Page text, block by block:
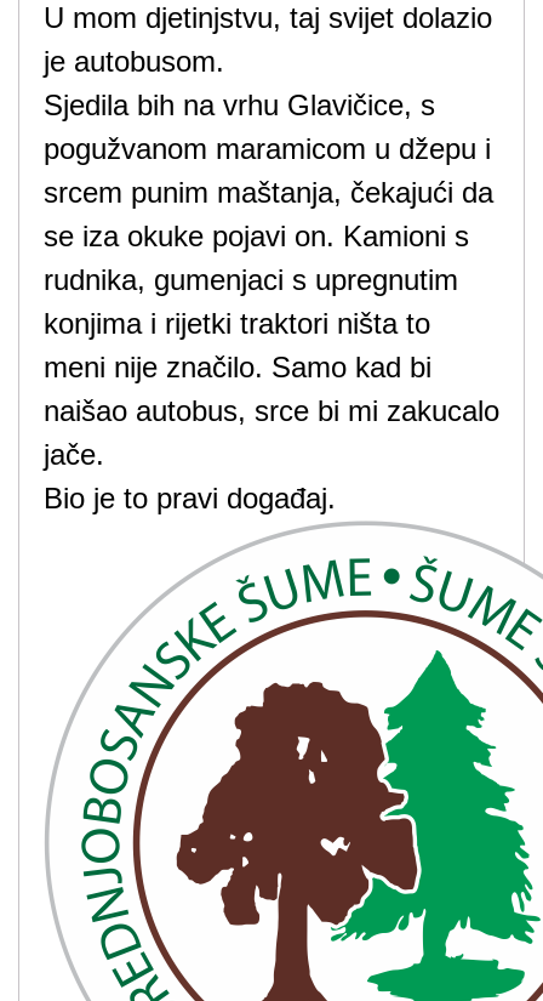
U mom djetinjstvu, taj svijet dolazio
je autobusom.
Sjedila bih na vrhu Glavičice, s
pogužvanom maramicom u džepu i
srcem punim maštanja, čekajući da
se iza okuke pojavi on. Kamioni s
rudnika, gumenjaci s upregnutim
konjima i rijetki traktori ništa to
meni nije značilo. Samo kad bi
naišao autobus, srce bi mi zakucalo
jače.
Bio je to pravi događaj.